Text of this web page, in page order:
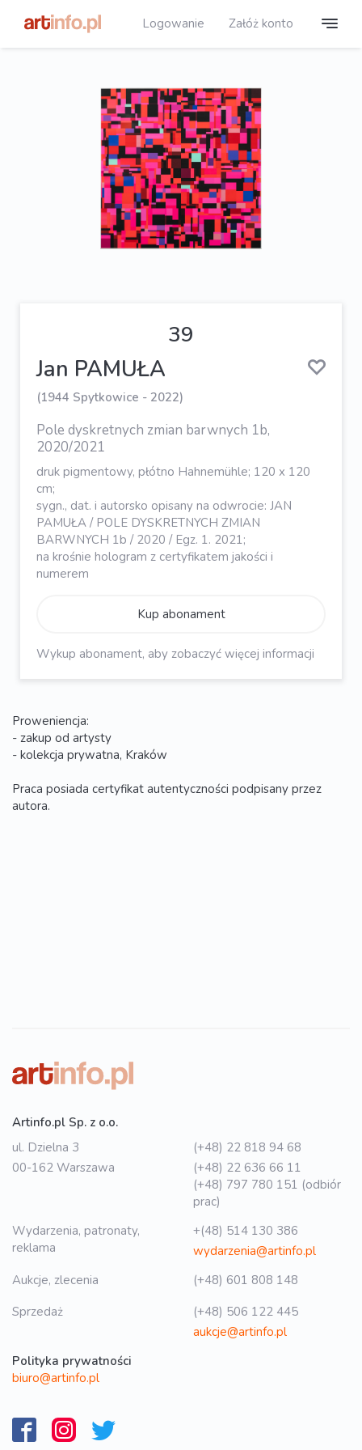
Logowanie Załóż konto
39
Jan PAMUŁA
(1944 Spytkowice - 2022)
Pole dyskretnych zmian barwnych 1b,
2020/2021
druk pigmentowy, płótno Hahnemühle; 120 x 120
cm;
sygn., dat. i autorsko opisany na odwrocie: JAN
PAMUŁA / POLE DYSKRETNYCH ZMIAN
BARWNYCH 1b / 2020 / Egz. 1. 2021;
na krośnie hologram z certyfikatem jakości i
numerem
Kup abonament
Wykup abonament, aby zobaczyć więcej informacji
Proweniencja:
- zakup od artysty
- kolekcja prywatna, Kraków
Praca posiada certyfikat autentyczności podpisany przez
autora.
Artinfo.pl Sp. z o.o.
ul. Dzielna 3
00-162 Warszawa
(+48) 22 818 94 68
(+48) 22 636 66 11
(+48) 797 780 151 (odbiór
prac)
Wydarzenia, patronaty,
reklama
+(48) 514 130 386
wydarzenia@artinfo.pl
Aukcje, zlecenia
(+48) 601 808 148
Sprzedaż
(+48) 506 122 445
aukcje@artinfo.pl
Polityka prywatności
biuro@artinfo.pl